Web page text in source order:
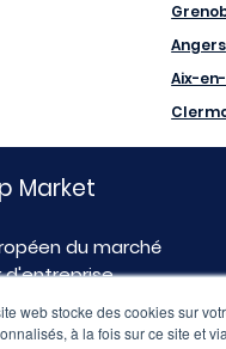
web stocke des cookies sur
à la fois sur ce site et
Angers
Aix-
Market
du marché
d'entreprise